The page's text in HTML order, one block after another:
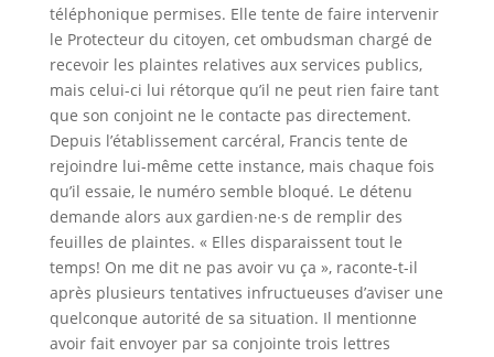
téléphonique permises. Elle tente de faire intervenir
le Protecteur du citoyen, cet ombudsman chargé de
recevoir les plaintes relatives aux services publics,
mais celui-ci lui rétorque qu’il ne peut rien faire tant
que son conjoint ne le contacte pas directement.
Depuis l’établissement carcéral, Francis tente de
rejoindre lui-même cette instance, mais chaque fois
qu’il essaie, le numéro semble bloqué. Le détenu
demande alors aux gardien∙ne∙s de remplir des
feuilles de plaintes. « Elles disparaissent tout le
temps! On me dit ne pas avoir vu ça », raconte-t-il
après plusieurs tentatives infructueuses d’aviser une
quelconque autorité de sa situation. Il mentionne
avoir fait envoyer par sa conjointe trois lettres